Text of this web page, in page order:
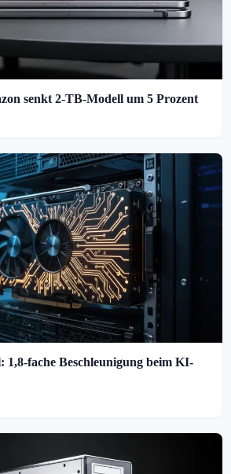
senkt 2-TB-Modell um 5 Prozent
fache Beschleunigung beim KI-